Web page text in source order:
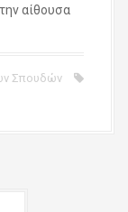
αίθουσα
Σπουδών